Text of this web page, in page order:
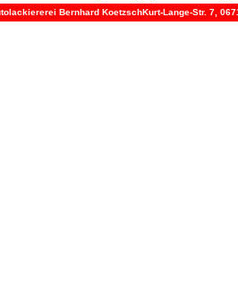
Bernhard KoetzschKurt-Lange-Str. 7,